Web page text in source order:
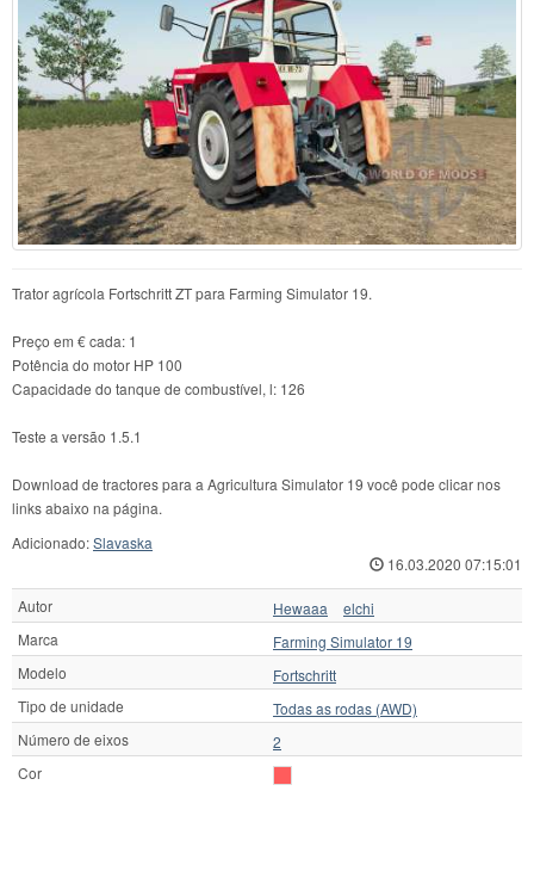
Trator agrícola Fortschritt ZT para Farming Simulator 19.
Preço em € cada: 1
Potência do motor HP 100
Capacidade do tanque de combustível, l: 126
Teste a versão 1.5.1
Download de tractores para a Agricultura Simulator 19 você pode clicar nos
links abaixo na página.
Adicionado:Slavaska
16.03.2020 07:15:01
Autor Hewaaa
elchi
Marca
Farming Simulator 19
Modelo
Fortschritt
Tipo de unidade
Todas as rodas (AWD)
Número de eixos
2
Cor